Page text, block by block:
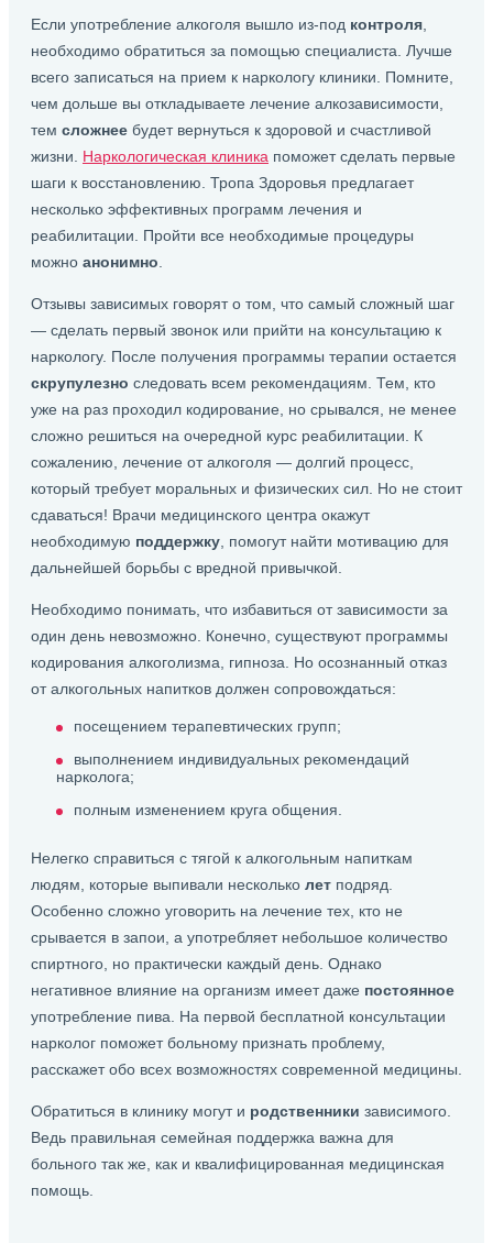
Если употребление алкоголя вышло из-под контроля
необходимо обратиться за помощью специалиста. Лучше
всего записаться на прием к наркологу клиники. Помните,
чем дольше вы откладываете лечение алкозависимости,
тем сложнее будет вернуться к здоровой и счастливой
жизни. Наркологическая клиника поможет сделать первые
шаги к восстановлению. Тропа Здоровья предлагает
несколько эффективных программ лечения и
реабилитации. Пройти все необходимые процедуры
можно анонимно
Отзывы зависимых говорят о том, что самый сложный шаг
— сделать первый звонок или прийти на консультацию к
наркологу. После получения программы терапии остается
скрупулезно следовать всем рекомендациям. Тем, кто
уже на раз проходил кодирование, но срывался, не менее
сложно решиться на очередной курс реабилитации. К
сожалению, лечение от алкоголя — долгий процесс,
который требует моральных и физических сил. Но не стоит
сдаваться! Врачи медицинского центра окажут
необходимую поддержку , помогут найти мотивацию для
дальнейшей борьбы с вредной привычкой.
Необходимо понимать, что избавиться от зависимости за
один день невозможно. Конечно, существуют программы
кодирования алкоголизма, гипноза. Но осознанный отказ
от алкогольных напитков должен сопровождаться:
посещением терапевтических групп;
выполнением индивидуальных рекомендаций
нарколога;
полным изменением круга общения.
Нелегко справиться с тягой к алкогольным напиткам
людям, которые выпивали несколько лет подряд.
Особенно сложно уговорить на лечение тех, кто не
срывается в запои, а употребляет небольшое количество
спиртного, но практически каждый день. Однако
негативное влияние на организм имеет даже постоянное
употребление пива. На первой бесплатной консультации
нарколог поможет больному признать проблему,
расскажет обо всех возможностях современной медицины.
Обратиться в клинику могут и родственники зависимого.
Ведь правильная семейная поддержка важна для
больного так же, как и квалифицированная медицинская
помощь.